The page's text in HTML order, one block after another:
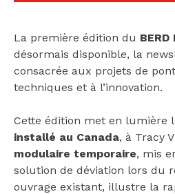
La première édition du
désormais disponible, la
consacrée aux projets de
techniques et à l’innovation.
Cette édition met en lumière
installé au Canada, à Tracy
modulaire temporaire, mis
solution de déviation lors du
ouvrage existant, illustre la